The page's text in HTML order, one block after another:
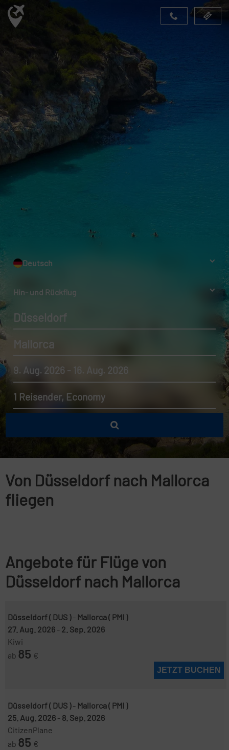
Deutsch
Hin- und Rückflug
Düsseldorf
Mallorca
9. Aug. 2026 - 16. Aug. 2026
1 Reisender, Economy
Von Düsseldorf nach Mallorca
fliegen
Angebote für Flüge von
Düsseldorf nach Mallorca
Düsseldorf ( DUS )- Mallorca ( PMI )
27. Aug. 2026 - 2. Sep. 2026
Kiwi
ab 85 €
JETZT BUCHEN
Düsseldorf ( DUS )- Mallorca ( PMI )
25. Aug. 2026 - 8. Sep. 2026
CitizenPlane
ab 85 €